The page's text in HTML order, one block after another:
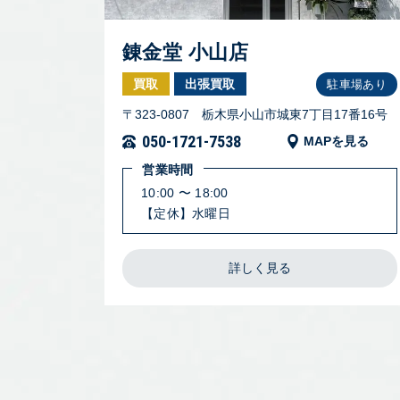
錬金堂 小山店
買取 出張買取 駐車場あり
〒323-0807 栃木県小山市城東7丁目17番16号
050-1721-7538
MAPを見る
営業時間
10:00 〜 18:00
【定休】水曜日
詳しく見る